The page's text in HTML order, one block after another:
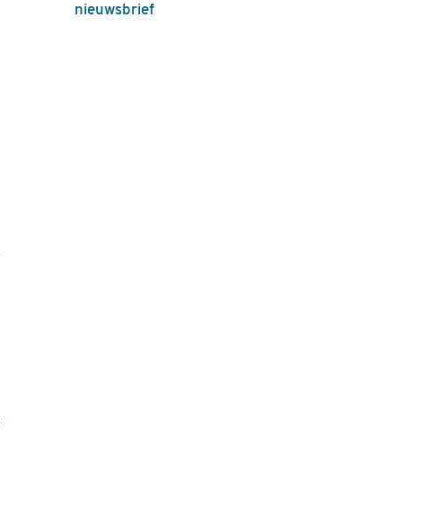
nieuwsbrief